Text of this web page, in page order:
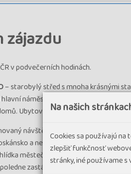
zájazdu
v podvečerních hodinách.
– starobylý střed s mnoha krásnými
náměstí v Sieně. Zastávka v
Ubytování v oblasti Chianciano
návštěvě proslulých vinařských
a nedaleké umbrijské vrcholky.
městečka MONTALCINO
s
zastávka v beneditktinském
Na našich
Cookies sa používajú
zlepšiť funkčnosť
stránky, iné používame s